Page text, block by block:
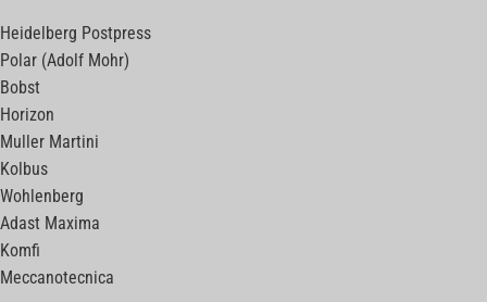
Heidelberg Postpress
Polar (Adolf Mohr)
Bobst
Horizon
Muller Martini
Kolbus
Wohlenberg
Adast Maxima
Komfi
Meccanotecnica